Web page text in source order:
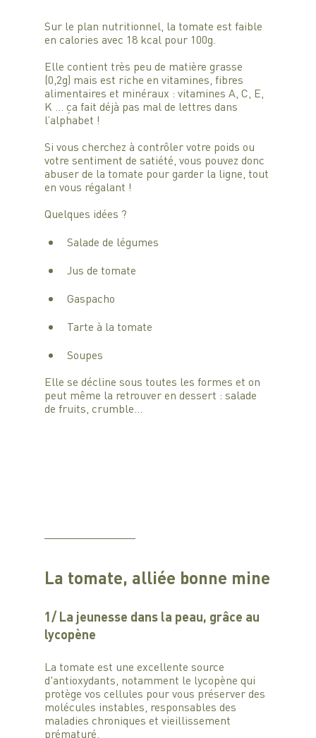
Sur le plan nutritionnel, la tomate est faible
en calories avec 18 kcal pour 100g.
Elle contient très peu de matière grasse
(0,2g) mais est riche en vitamines, fibres
alimentaires et minéraux : vitamines A, C, E,
K … ça fait déjà pas mal de lettres dans
l’alphabet !
Si vous cherchez à contrôler votre poids ou
votre sentiment de satiété, vous pouvez donc
abuser de la tomate pour garder la ligne, tout
en vous régalant !
Quelques idées ?
Salade de légumes
Jus de tomate
Gaspacho
Tarte à la tomate
Soupes
Elle se décline sous toutes les formes et on
peut même la retrouver en dessert : salade
de fruits, crumble…
La tomate, alliée bonne mine
1/ La jeunesse dans la peau, grâce au
lycopène
La tomate est une excellente source
d'antioxydants, notamment le lycopène qui
protège vos cellules pour vous préserver des
molécules instables, responsables des
maladies chroniques et vieillissement
prématuré.